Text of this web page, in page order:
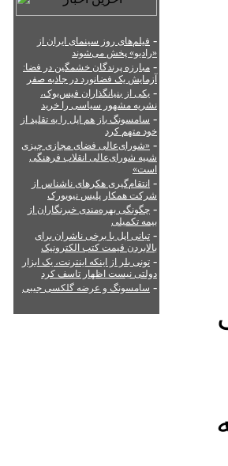
- فیلم‌های روز سینمای ایران از
«رادیو» پخش می‌شوند
- مبارزه پرندگان خشمگین در فضا:
آزمایش یک فضانورد در جاذبه صفر
- یکی از بنیانگذاران فیس‌بوک،
نشریه مشهور سیاسی را خرید
- سامسونگ باز هم اپل را به تقلید از
خود متهم کرد
- «شورای‌عالی فضای مجازی چیزی
شبیه شورای‌عالی انقلاب فرهنگی
است»
- انتقام‌گیری هکرهای ناشناس از
شرکت همکار پلیس نیویورک
- چگونگی بهره‌مندی خبرنگاران از
بیمه تکمیلی
- تبانی اپل با برخی ناشران برای
بالابردن قیمت کتب الکترونیک
- تونی بلر از اینکه اینترنت، یک ابزار
دولتی نیست اظهار تاسف کرد
- سامسونگ و عرضه گلکسی جیبی